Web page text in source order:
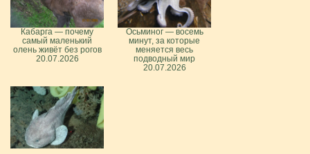
Кабарга — почему
самый маленький
олень живёт без рогов
20.07.2026
Осьминог — восемь
минут, за которые
меняется весь
подводный мир
20.07.2026